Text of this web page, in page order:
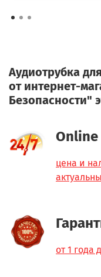
Аудиотрубка
от интернет-
Безопасности"
Online
цена и
актуальны
от 1 года